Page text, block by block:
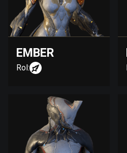
EMBER
Rol: